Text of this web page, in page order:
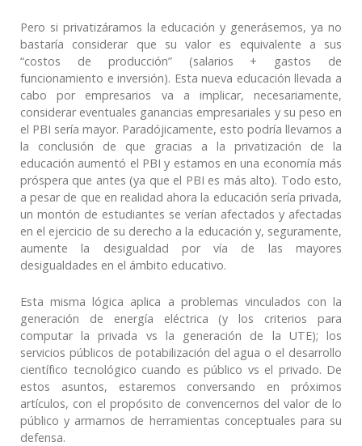
Pero si privatizáramos la educación y generásemos, ya no
bastaría considerar que su valor es equivalente a sus
“costos de producción” (salarios + gastos de
funcionamiento e inversión). Esta nueva educación llevada a
cabo por empresarios va a implicar, necesariamente,
considerar eventuales ganancias empresariales y su peso en
el PBI sería mayor. Paradójicamente, esto podría llevarnos a
la conclusión de que gracias a la privatización de la
educación aumentó el PBI y estamos en una economía más
próspera que antes (ya que el PBI es más alto). Todo esto,
a pesar de que en realidad ahora la educación sería privada,
un montón de estudiantes se verían afectados y afectadas
en el ejercicio de su derecho a la educación y, seguramente,
aumente la desigualdad por vía de las mayores
desigualdades en el ámbito educativo.
Esta misma lógica aplica a problemas vinculados con la
generación de energía eléctrica (y los criterios para
computar la privada vs la generación de la UTE); los
servicios públicos de potabilización del agua o el desarrollo
científico tecnológico cuando es público vs el privado. De
estos asuntos, estaremos conversando en próximos
artículos, con el propósito de convencernos del valor de lo
público y armarnos de herramientas conceptuales para su
defensa.